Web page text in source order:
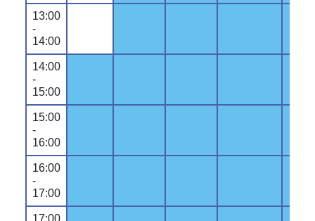
13:00
-
14:00
14:00
-
15:00
15:00
-
16:00
16:00
-
17:00